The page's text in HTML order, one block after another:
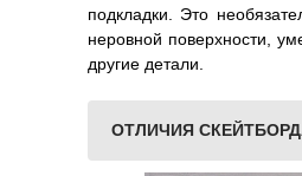
подкладки. Это
неровной поверхности,
другие детали.
ОТЛИЧИЯ